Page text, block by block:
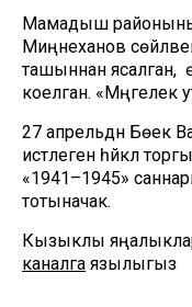
Мамадыш
Миңнеханов
ташыннан ясалган, ә
коелган. «Мәңгелек
27 апрельдән Бөек
истәлегенә һәйкәл
«1941–1945»
тотыначак.
Кызыклы
каналга язылыгыз